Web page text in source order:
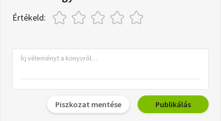
Értékeld:
Piszkozat mentése Publikálás